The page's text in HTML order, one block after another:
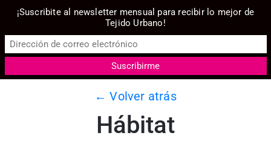
← Volver atrás
Hábitat
¡Suscribite al newsletter mensual para recibir lo mejor de
Tejido Urbano!